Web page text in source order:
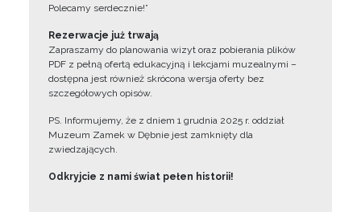
Polecamy serdecznie!”
Rezerwacje już trwają
Zapraszamy do planowania wizyt oraz pobierania plików
PDF z pełną ofertą edukacyjną i lekcjami muzealnymi –
dostępna jest również skrócona wersja oferty bez
szczegółowych opisów.
PS. Informujemy, że z dniem 1 grudnia 2025 r. oddział
Muzeum Zamek w Dębnie jest zamknięty dla
zwiedzających.
Odkryjcie z nami świat pełen historii!